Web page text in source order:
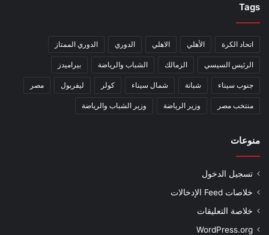
Tags
اتحاد الكرة الأهلي الاهلي الدوري الدوري الممتاز
الرئيس السيسي الزمالك الشباب والرياضة بيراميدز
جنوب سيناء شبانة شمال سيناء كولر ليفربول مصر
منتخب مصر وزير الرياضة وزير الشباب والرياضة
منوعات
تسجيل الدخول
خلاصات Feed الإدخالات
خلاصة التعليقات
WordPress.org